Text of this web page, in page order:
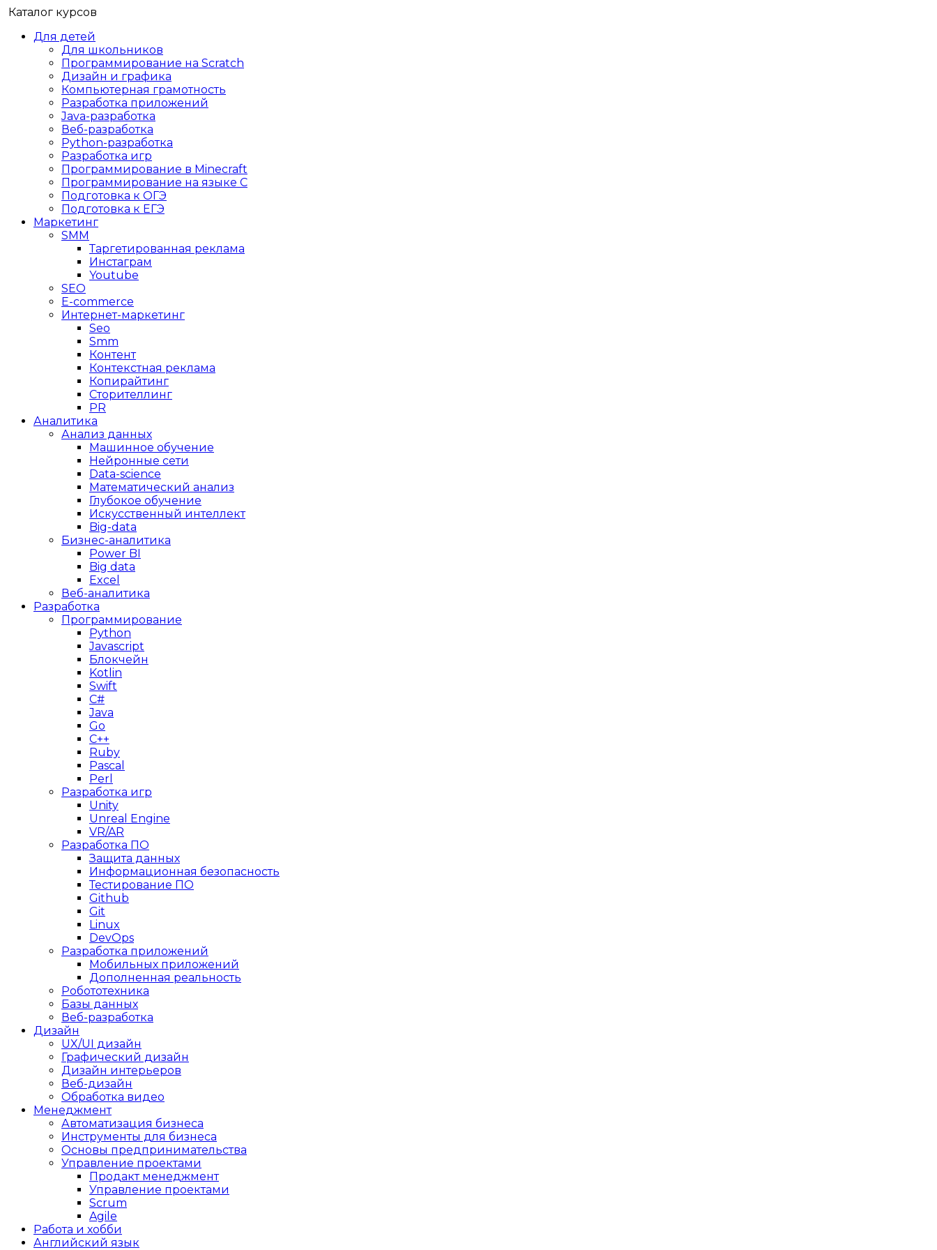
Каталог курсов
Для детей
Для школьников
Программирование на Scratch
Дизайн и графика
Компьютерная грамотность
Разработка приложений
Java-разработка
Веб-разработка
Python-разработка
Разработка игр
Программирование в Minecraft
Программирование на языке C
Подготовка к ОГЭ
Подготовка к ЕГЭ
Маркетинг
SMM
Таргетированная реклама
Инстаграм
Youtube
SEO
E-сommerce
Интернет-маркетинг
Seo
Smm
Контент
Контекстная реклама
Копирайтинг
Сторителлинг
PR
Аналитика
Анализ данных
Машинное обучение
Нейронные сети
Data-science
Математический анализ
Глубокое обучение
Искусственный интеллект
Big-data
Бизнес-аналитика
Power BI
Big data
Excel
Веб-аналитика
Разработка
Программирование
Python
Javascript
Блокчейн
Kotlin
Swift
C#
Java
Go
C++
Ruby
Pascal
Perl
Разработка игр
Unity
Unreal Engine
VR/AR
Разработка ПО
Защита данных
Информационная безопасность
Тестирование ПО
Github
Git
Linux
DevOps
Разработка приложений
Мобильных приложений
Дополненная реальность
Робототехника
Базы данных
Веб-разработка
Дизайн
UX/UI дизайн
Графический дизайн
Дизайн интерьеров
Веб-дизайн
Обработка видео
Менеджмент
Автоматизация бизнеса
Инструменты для бизнеса
Основы предпринимательства
Управление проектами
Продакт менеджмент
Управление проектами
Scrum
Agile
Работа и хобби
Английский язык